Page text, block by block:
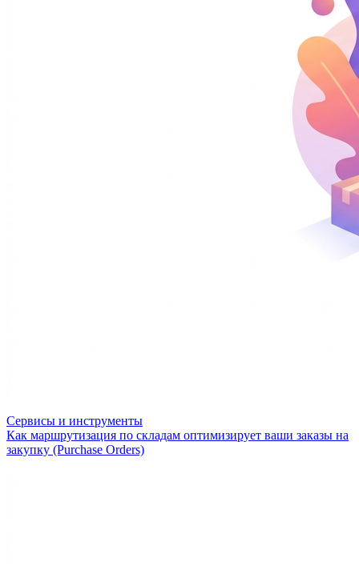
Сервисы и инструменты
Как маршрутизация по складам оптимизирует ваши заказы на
закупку (Purchase Orders)